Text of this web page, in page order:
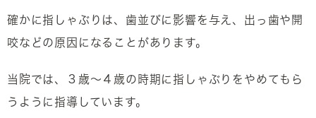
確かに指しゃぶりは、歯並びに影響を与え、出っ歯や開
咬などの原因になることがあります。
当院では、３歳～４歳の時期に指しゃぶりをやめてもら
うように指導しています。